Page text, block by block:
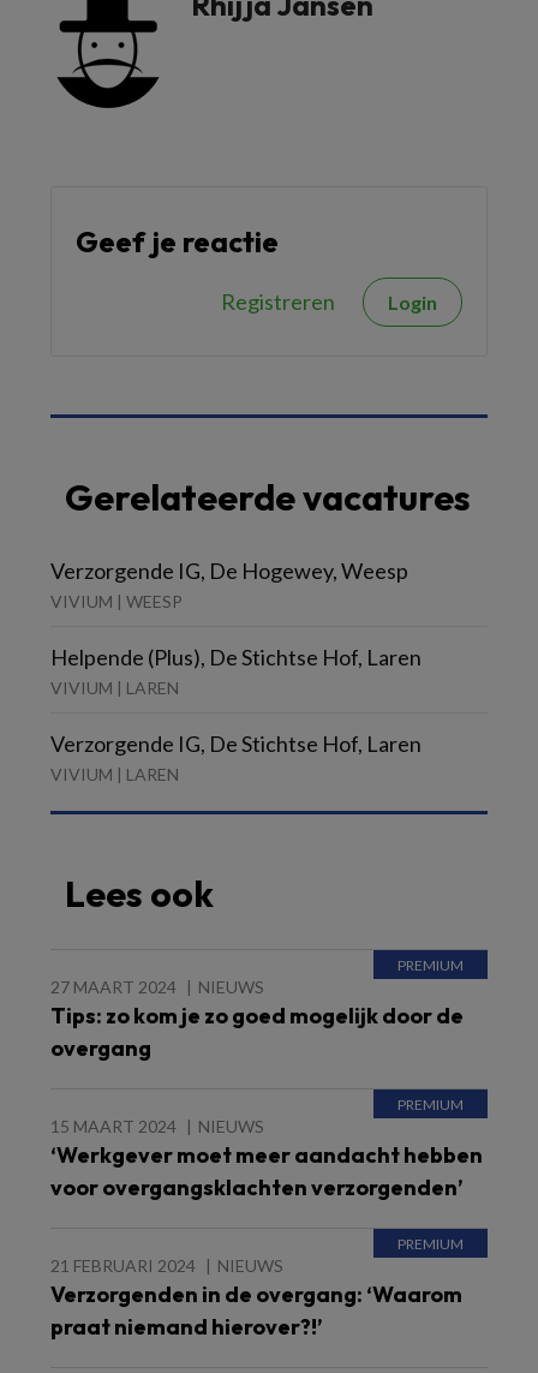
Geef je reactie
Registreren Login
Gerelateerde vacatures
Verzorgende IG, De Hogewey, Weesp
VIVIUM | WEESP
Helpende (Plus), De Stichtse Hof, Laren
VIVIUM | LAREN
Verzorgende IG, De Stichtse Hof, Laren
VIVIUM | LAREN
Lees ook
27 MAART 2024 NIEUWS
Tips: zo kom je zo goed mogelijk door de
overgang
15 MAART 2024 NIEUWS
‘Werkgever moet meer aandacht hebben
voor overgangsklachten verzorgenden’
21 FEBRUARI 2024 NIEUWS
Verzorgenden in de overgang: ‘Waarom
praat niemand hierover?!’